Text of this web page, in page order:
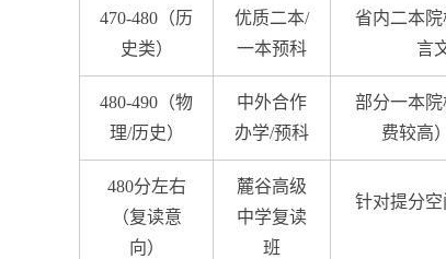
470-480（历
史类）
优质二本/
一本预科
省内二本
言
480-490（物
理/历史）
中外合作
办学/预科
部分一本
费较高
480分左右
（复读意
向）
麓谷高级
中学复读
班
针对提分